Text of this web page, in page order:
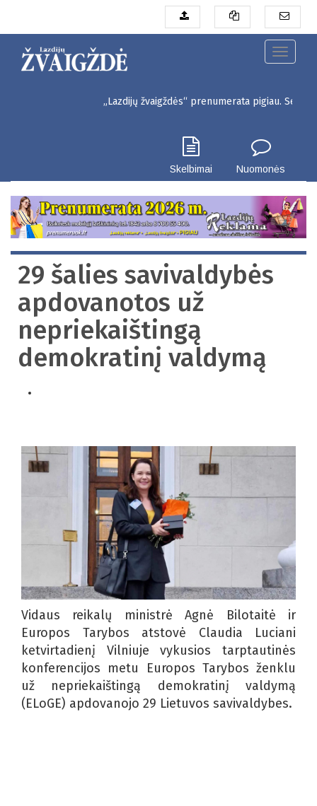
pagrindinį
Toggle
„Lazdijų žvaigždės“ prenumerata pigiau. Seinų g. 3,
Skelbimai Nuomonės
29 šalies savivaldybės
apdovanotos už
nepriekaištingą
demokratinį valdymą
Vidaus reikalų ministrė Agnė Bilotaitė ir
Europos Tarybos atstovė Claudia Luciani
ketvirtadienį Vilniuje vykusios tarptautinės
konferencijos metu Europos Tarybos ženklu
už nepriekaištingą demokratinį valdymą
(ELoGE) apdovanojo 29 Lietuvos savivaldybes.